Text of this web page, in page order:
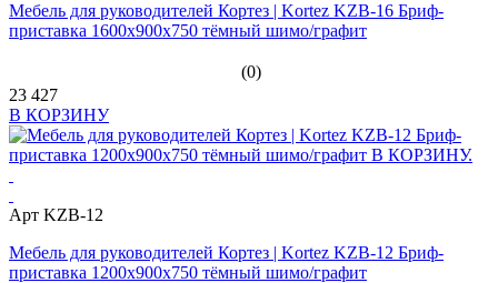
Мебель для руководителей Кортез | Kortez KZB-16 Бриф-
приставка 1600х900х750 тёмный шимо/графит
(0)
23 427
В КОРЗИНУ
Арт KZB-12
Мебель для руководителей Кортез | Kortez KZB-12 Бриф-
приставка 1200х900х750 тёмный шимо/графит